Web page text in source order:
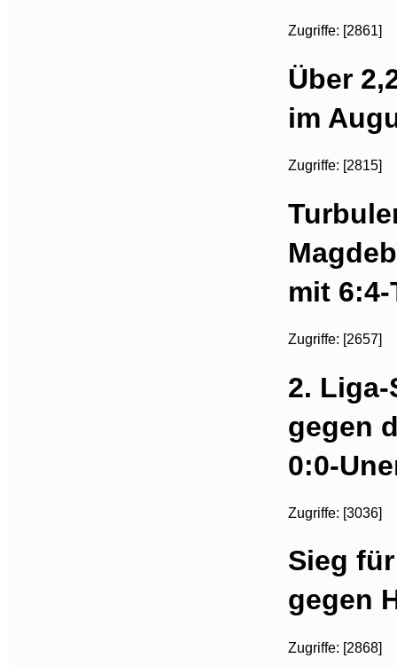
Zugriffe: [2861]
Über
im
Zugriffe: [2815]
mit 6:4-
Zugriffe: [2657]
2. Liga-
gegen
0:0-
Zugriffe: [3036]
Sieg
gegen
Zugriffe: [2868]